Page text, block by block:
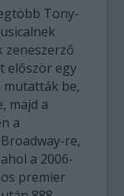
Tony-
zeneszerző
először egy
mutatták be,
majd a
a
Broadway-re,
ahol a 2006-
os premier